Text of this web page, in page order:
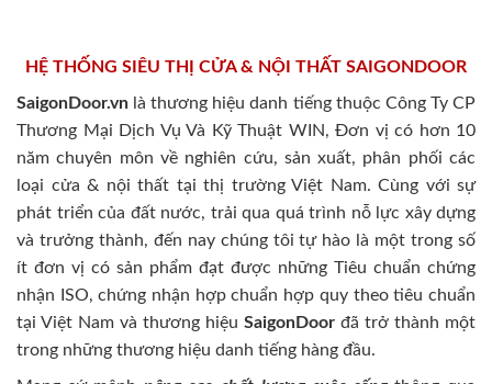
HỆ THỐNG SIÊU THỊ CỬA & NỘI THẤT SAIGONDOOR
SaigonDoor.vn là thương hiệu danh tiếng thuộc Công Ty CP
Thương Mại Dịch Vụ Và Kỹ Thuật WIN, Đơn vị có hơn 10
năm chuyên môn về nghiên cứu, sản xuất, phân phối các
loại cửa & nội thất tại thị trường Việt Nam. Cùng với sự
phát triển của đất nước, trải qua quá trình nỗ lực xây dựng
và trưởng thành, đến nay chúng tôi tự hào là một trong số
ít đơn vị có sản phẩm đạt được những Tiêu chuẩn chứng
nhận ISO, chứng nhận hợp chuẩn hợp quy theo tiêu chuẩn
tại Việt Nam và thương hiệu SaigonDoor đã trở thành một
trong những thương hiệu danh tiếng hàng đầu.